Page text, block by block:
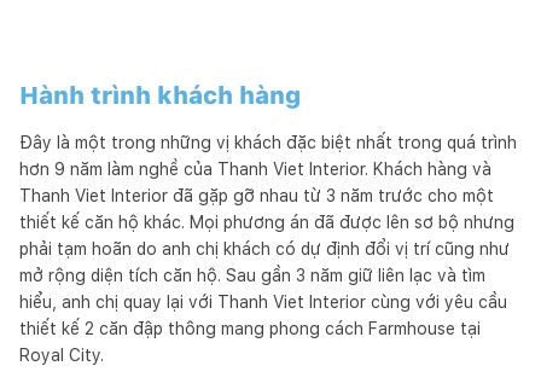
Hành trình khách hàng
Đây là một trong những vị khách đặc biệt nhất trong quá trình
hơn 9 năm làm nghề của Thanh Viet Interior. Khách hàng và
Thanh Viet Interior đã gặp gỡ nhau từ 3 năm trước cho một
thiết kế căn hộ khác. Mọi phương án đã được lên sơ bộ nhưng
phải tạm hoãn do anh chị khách có dự định đổi vị trí cũng như
mở rộng diện tích căn hộ. Sau gần 3 năm giữ liên lạc và tìm
hiểu, anh chị quay lại với Thanh Viet Interior cùng với yêu cầu
thiết kế 2 căn đập thông mang phong cách Farmhouse tại
Royal City.